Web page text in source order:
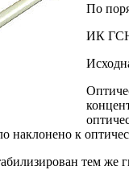
По
ИК ГСН
наклонено к
тем же